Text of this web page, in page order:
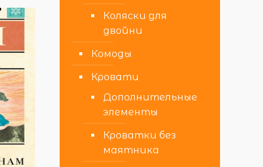
Коляски для
двойни
Комоды
Кровати
Дополнительные
элементы
Кроватки без
маятника